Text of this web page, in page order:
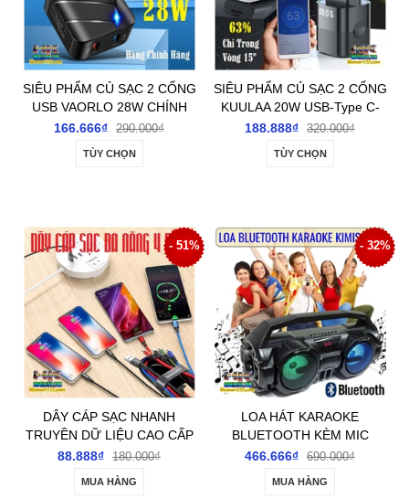
SIÊU PHẨM CỦ SẠC 2 CỔNG
USB VAORLO 28W CHÍNH
HÃNG SẠC SIÊU NHANH
166.666₫ 290.000₫
TÙY CHỌN
SIÊU PHẨM CỦ SẠC 2 CỔNG
KUULAA 20W USB-Type C-
PD3.0 + QC3.0 SẠC SIÊU
188.888₫ 320.000₫
TÙY CHỌN
- 51%
DÂY CÁP SẠC NHANH
TRUYỀN DỮ LIỆU CAO CẤP
4IN1 SẠC CÙNG LÚC 4 ĐIỆN
88.888₫ 180.000₫
MUA HÀNG
- 32%
LOA HÁT KARAOKE
BLUETOOTH KÈM MIC
KIMISO
466.666₫ 690.000₫
MUA HÀNG